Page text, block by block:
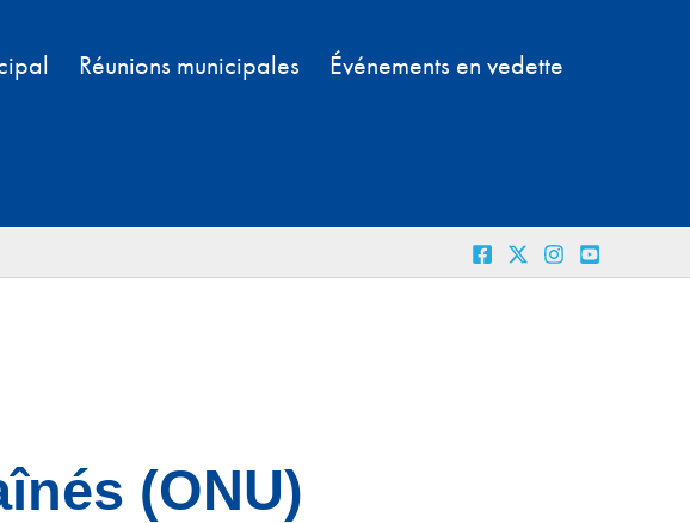
Réunions municipales Événements en vedette
(ONU)